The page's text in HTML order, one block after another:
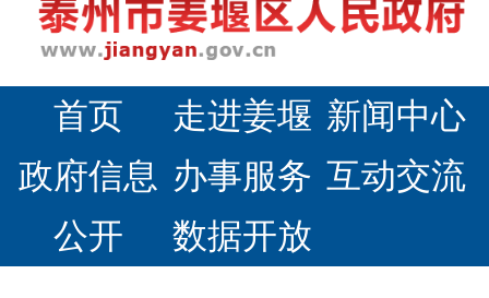
首页 走进姜堰 新闻中心
政府信息
公开
办事服务 互动交流
数据开放